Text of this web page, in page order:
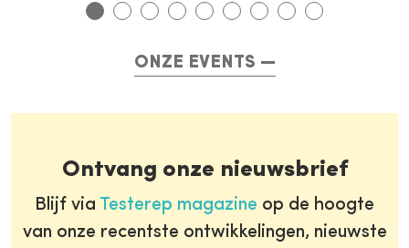
ONZE EVENTS
Ontvang onze nieuwsbrief
Blijf via Testerep magazine op de hoogte
van onze recentste ontwikkelingen, nieuwste